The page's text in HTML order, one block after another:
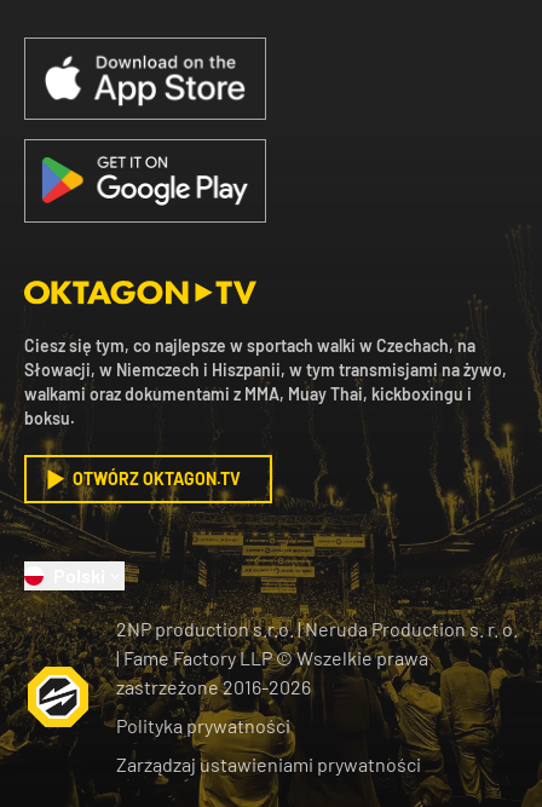
Ciesz się tym, co najlepsze w sportach walki w Czechach, na
Słowacji, w Niemczech i Hiszpanii, w tym transmisjami na żywo,
walkami oraz dokumentami z MMA, Muay Thai, kickboxingu i
boksu.
OTWÓRZ OKTAGON.TV
2NP production s.r.o.|Neruda Production s. r. o.
| Fame Factory LLP © Wszelkie prawa
zastrzeżone2016-2026
Polityka prywatności
Zarządzaj ustawieniami prywatności